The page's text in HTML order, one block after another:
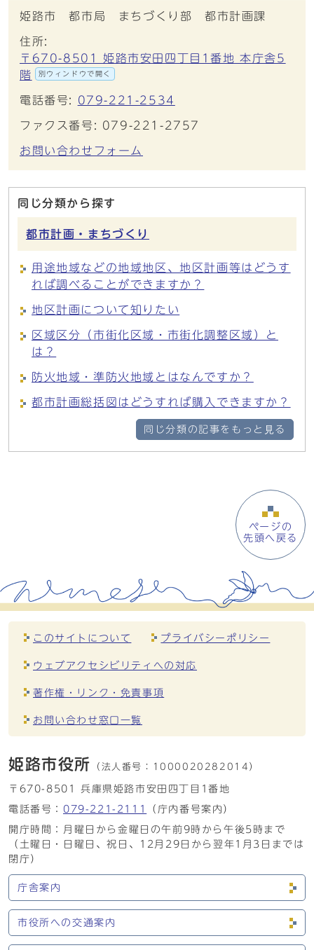
姫路市 都市局 まちづくり部 都市計画課
住所:
〒670-8501 姫路市安田四丁目1番地 本庁舎5
階
別ウィンドウで開く
電話番号: 079-221-2534
ファクス番号: 079-221-2757
お問い合わせフォーム
同じ分類から探す
都市計画・まちづくり
用途地域などの地域地区、地区計画等はどうす
れば調べることができますか？
地区計画について知りたい
区域区分（市街化区域・市街化調整区域）と
は？
防火地域・準防火地域とはなんですか？
都市計画総括図はどうすれば購入できますか？
同じ分類の記事をもっと見る
ページの
先頭へ戻る
このサイトについて プライバシーポリシー
ウェブアクセシビリティへの対応
著作権・リンク・免責事項
お問い合わせ窓口一覧
姫路市役所 （法人番号： 1000020282014）
〒670-8501 兵庫県姫路市安田四丁目1番地
電話番号： 079-221-2111
（庁内番号案内）
開庁時間：月曜日から金曜日の午前9時から午後5時まで
（土曜日・日曜日、祝日、12月29日から翌年1月3日までは
閉庁）
庁舎案内
市役所への交通案内